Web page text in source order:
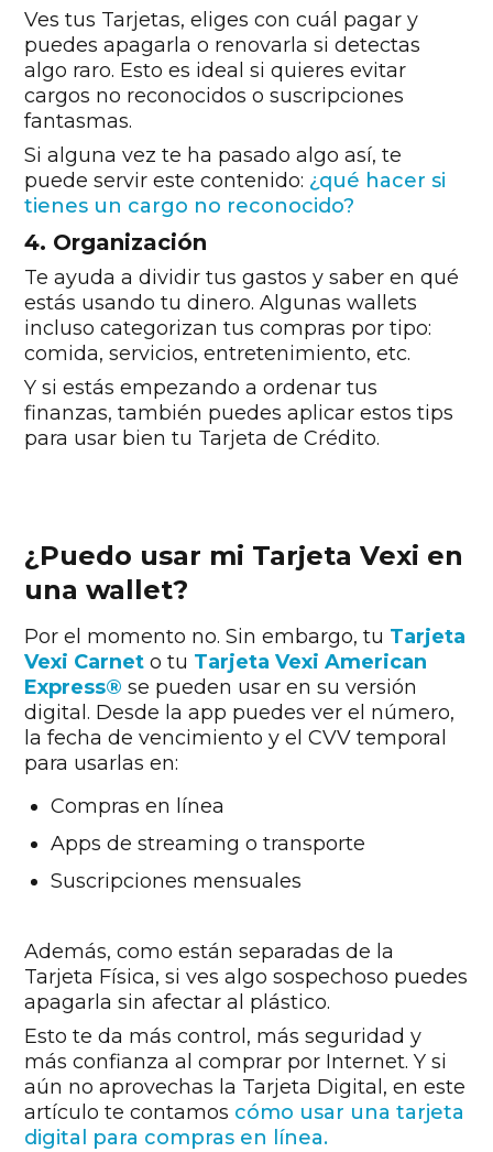
Ves tus Tarjetas, eliges con cuál pagar y
puedes apagarla o renovarla si detectas
algo raro. Esto es ideal si quieres evitar
cargos no reconocidos o suscripciones
fantasmas.
Si alguna vez te ha pasado algo así, te
puede servir este contenido: ¿qué hacer si
tienes un cargo no reconocido?
4. Organización
Te ayuda a dividir tus gastos y saber en qué
estás usando tu dinero. Algunas wallets
incluso categorizan tus compras por tipo:
comida, servicios, entretenimiento, etc.
Y si estás empezando a ordenar tus
finanzas, también puedes aplicar estos tips
para usar bien tu Tarjeta de Crédito.
¿Puedo usar mi Tarjeta Vexi en
una wallet?
Por el momento no. Sin embargo, tu Tarjeta
Vexi Carnet o tu Tarjeta Vexi American
Express® se pueden usar en su versión
digital. Desde la app puedes ver el número,
la fecha de vencimiento y el CVV temporal
para usarlas en:
Compras en línea
Apps de streaming o transporte
Suscripciones mensuales
Además, como están separadas de la
Tarjeta Física, si ves algo sospechoso puedes
apagarla sin afectar al plástico.
Esto te da más control, más seguridad y
más confianza al comprar por Internet. Y si
aún no aprovechas la Tarjeta Digital, en este
artículo te contamos cómo usar una tarjeta
digital para compras en línea.